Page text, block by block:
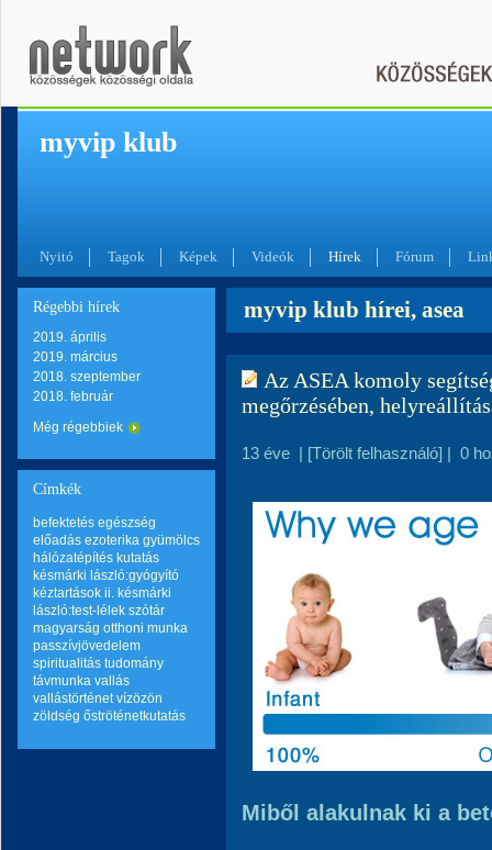
myvip klub
Nyitó Tagok Képek Videók Hírek Fórum
Régebbi hírek
2019. április
2019. március
2018. szeptember
2018. február
Még régebbiek
Címkék
befektetés egészség
előadás ezoterika gyümölcs
hálózatépítés kutatás
késmárki lászló:gyógyító
kéztartások ii. késmárki
lászló:test-lélek szótár
magyarság otthoni munka
passzívjövedelem
spiritualitás tudomány
távmunka vallás
vallástörténet vízözön
zöldség őströténetkutatás
myvip klub hírei, asea
Az ASEA komoly
megőrzésében,
13 éve | [Törölt felhasználó] | 0
Miből alakulnak ki a